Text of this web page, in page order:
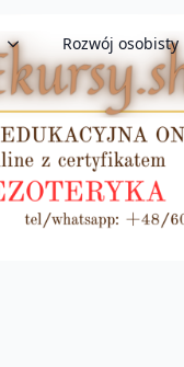
Rozwój osobisty